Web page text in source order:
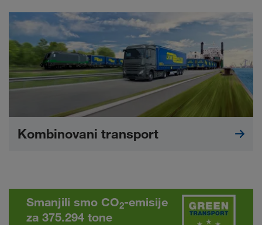
Kombinovani transport
Smanjili smo CO2-emisije
za 375.294 tone